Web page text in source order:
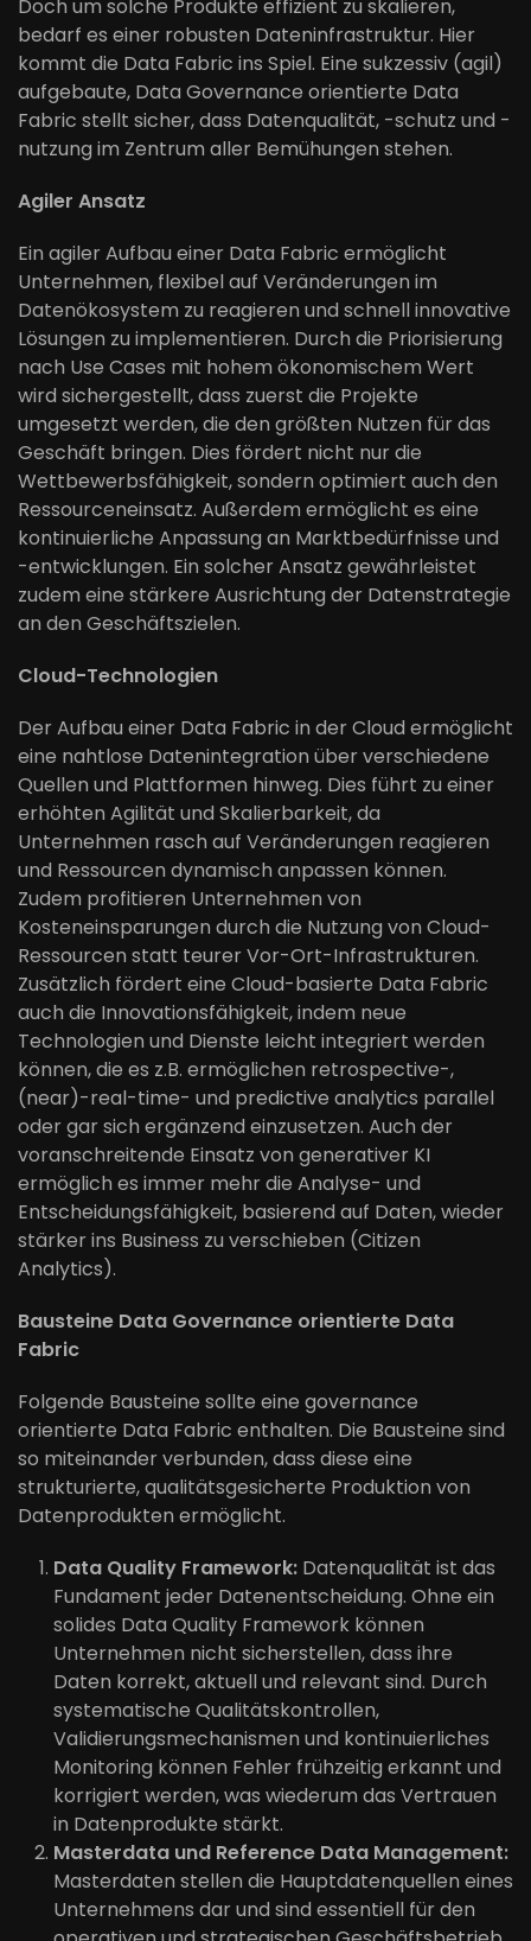
Doch um solche Produkte effizient zu skalieren,
bedarf es einer robusten Dateninfrastruktur. Hier
kommt die Data Fabric ins Spiel. Eine sukzessiv (agil)
aufgebaute, Data Governance orientierte Data
Fabric stellt sicher, dass Datenqualität, -schutz und -
nutzung im Zentrum aller Bemühungen stehen.
Agiler Ansatz
Ein agiler Aufbau einer Data Fabric ermöglicht
Unternehmen, flexibel auf Veränderungen im
Datenökosystem zu reagieren und schnell innovative
Lösungen zu implementieren. Durch die Priorisierung
nach Use Cases mit hohem ökonomischem Wert
wird sichergestellt, dass zuerst die Projekte
umgesetzt werden, die den größten Nutzen für das
Geschäft bringen. Dies fördert nicht nur die
Wettbewerbsfähigkeit, sondern optimiert auch den
Ressourceneinsatz. Außerdem ermöglicht es eine
kontinuierliche Anpassung an Marktbedürfnisse und
-entwicklungen. Ein solcher Ansatz gewährleistet
zudem eine stärkere Ausrichtung der Datenstrategie
an den Geschäftszielen.
Cloud-Technologien
Der Aufbau einer Data Fabric in der Cloud ermöglicht
eine nahtlose Datenintegration über verschiedene
Quellen und Plattformen hinweg. Dies führt zu einer
erhöhten Agilität und Skalierbarkeit, da
Unternehmen rasch auf Veränderungen reagieren
und Ressourcen dynamisch anpassen können.
Zudem profitieren Unternehmen von
Kosteneinsparungen durch die Nutzung von Cloud-
Ressourcen statt teurer Vor-Ort-Infrastrukturen.
Zusätzlich fördert eine Cloud-basierte Data Fabric
auch die Innovationsfähigkeit, indem neue
Technologien und Dienste leicht integriert werden
können, die es z.B. ermöglichen retrospective-,
(near)-real-time- und predictive analytics parallel
oder gar sich ergänzend einzusetzen. Auch der
voranschreitende Einsatz von generativer KI
ermöglich es immer mehr die Analyse- und
Entscheidungsfähigkeit, basierend auf Daten, wieder
stärker ins Business zu verschieben (Citizen
Analytics).
Bausteine Data Governance orientierte Data
Fabric
Folgende Bausteine sollte eine governance
orientierte Data Fabric enthalten. Die Bausteine sind
so miteinander verbunden, dass diese eine
strukturierte, qualitätsgesicherte Produktion von
Datenprodukten ermöglicht.
Data Quality Framework: Datenqualität ist das
Fundament jeder Datenentscheidung. Ohne ein
solides Data Quality Framework können
Unternehmen nicht sicherstellen, dass ihre
Daten korrekt, aktuell und relevant sind. Durch
systematische Qualitätskontrollen,
Validierungsmechanismen und kontinuierliches
Monitoring können Fehler frühzeitig erkannt und
korrigiert werden, was wiederum das Vertrauen
in Datenprodukte stärkt.
Masterdata und Reference Data Management:
Masterdaten stellen die Hauptdatenquellen eines
Unternehmens dar und sind essentiell für den